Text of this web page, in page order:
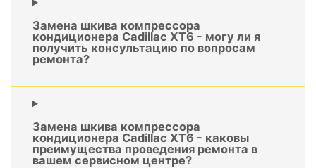
Замена шкива компрессора
кондиционера Cadillac XT6 - могу ли я
получить консультацию по вопросам
ремонта?
Замена шкива компрессора
кондиционера Cadillac XT6 - каковы
преимущества проведения ремонта в
вашем сервисном центре?